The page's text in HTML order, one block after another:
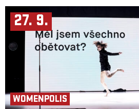
27. 9.
WOMENPOLIS